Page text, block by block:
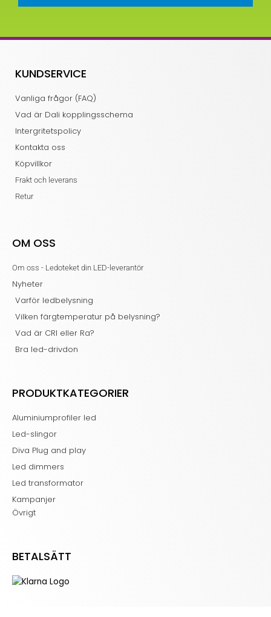
KUNDSERVICE
Vanliga frågor (FAQ)
Vad är Dali kopplingsschema
Intergritetspolicy
Kontakta oss
Köpvillkor
Frakt och leverans
Retur
OM OSS
Om oss - Ledoteket din LED-leverantör
Nyheter
Varför ledbelysning
Vilken färgtemperatur på belysning?
Vad är CRI eller Ra?
Bra led-drivdon
PRODUKTKATEGORIER
Aluminiumprofiler led
Led-slingor
Diva Plug and play
Led dimmers
Led transformator
Kampanjer
Övrigt
BETALSÄTT